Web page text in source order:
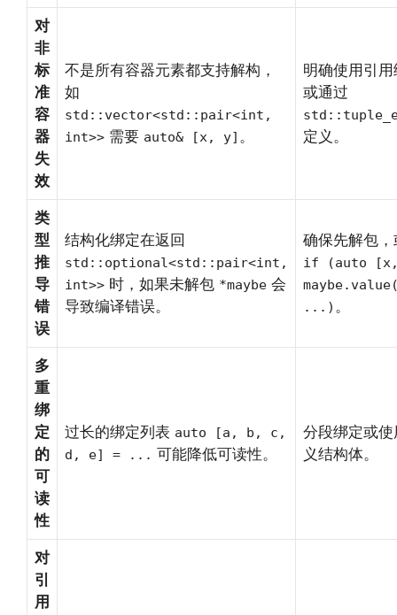
对
非
标
准
容
器
失
效
不是所有容器元素都支持解构，
如
std::vector<std::pair<int,
int>> 需要 auto& [x, y] 。
明确使用引
或通过
定义。
类
型
推
导
错
误
结构化绑定在返回
std::optional<std::pair<int,
int>> 时，如果未解包 *maybe 会
导致编译错误。
确保先解包
if (auto
...) 。
多
重
绑
定
的
可
读
性
过长的绑定列表 auto [a, b, c,
d, e] = ... 可能降低可读性。
分段绑定或
义结构体。
对
引
用